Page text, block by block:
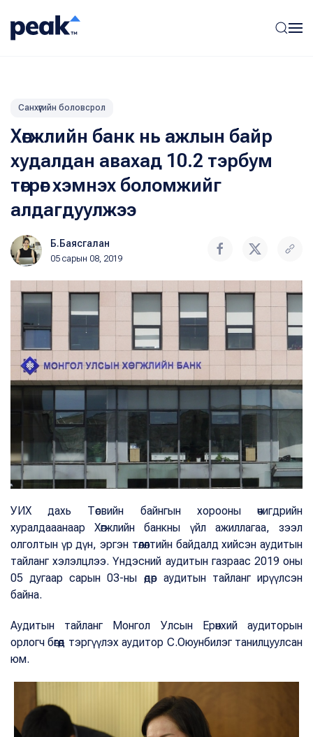
Санхүүгийн боловсрол
Хөгжлийн банк нь ажлын байр
худалдан авахад 10.2 тэрбум
төгрөг хэмнэх боломжийг
алдагдуулжээ
Б.Баясгалан
05 сарын 08, 2019
УИХ дахь Төсвийн байнгын хорооны өчигдрийн
хуралдааанаар Хөгжлийн банкны үйл ажиллагаа, зээл
олголтын үр дүн, эргэн төлөлтийн байдалд хийсэн аудитын
тайланг хэлэлцлээ. Үндэсний аудитын газраас 2019 оны
05 дугаар сарын 03-ны өдөр аудитын тайланг ирүүлсэн
байна.
Аудитын тайланг Монгол Улсын Ерөнхий аудиторын
орлогч бөгөөд тэргүүлэх аудитор С.Оюунбилэг танилцуулсан
юм.